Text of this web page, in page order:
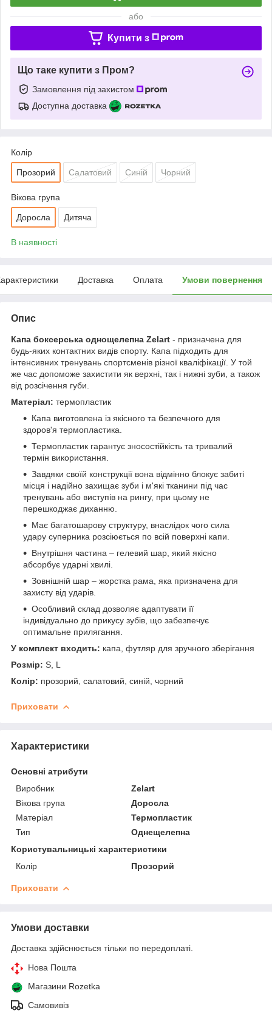
або
Купити з
Що таке купити з Пром?
Замовлення під захистом
Доступна доставка
Колір
Прозорий Салатовий Синій Чорний
Вікова група
Доросла Дитяча
В наявності
Доставка Оплата Умови повернення
Опис
Капа боксерська однощелепна Zelart - призначена для
будь-яких контактних видів спорту. Капа підходить для
інтенсивних тренувань спортсменів різної кваліфікації. У той
же час допоможе захистити як верхні, так і нижні зуби, а також
від розсічення губи.
Матеріал: термопластик
Капа виготовлена із якісного та безпечного для
здоров'я термопластика.
Термопластик гарантує зносостійкість та тривалий
термін використання.
Завдяки своїй конструкції вона відмінно блокує забиті
місця і надійно захищає зуби і м'які тканини під час
тренувань або виступів на рингу, при цьому не
перешкоджає диханню.
Має багатошарову структуру, внаслідок чого сила
удару суперника розсіюється по всій поверхні капи.
Внутрішня частина – гелевий шар, який якісно
абсорбує ударні хвилі.
Зовнішній шар – жорстка рама, яка призначена для
захисту від ударів.
Особливий склад дозволяє адаптувати її
індивідуально до прикусу зубів, що забезпечує
оптимальне прилягання.
У комплект входить: капа, футляр для зручного зберігання
Розмір: S, L
Колір: прозорий, салатовий, синій, чорний
Приховати
Характеристики
Основні атрибути
Виробник
Zelart
Вікова група
Доросла
Матеріал
Термопластик
Тип
Однещелепна
Користувальницькі характеристики
Колір
Прозорий
Приховати
Умови доставки
Доставка здійснюється тільки по передоплаті.
Нова Пошта
Магазини Rozetka
Самовивіз